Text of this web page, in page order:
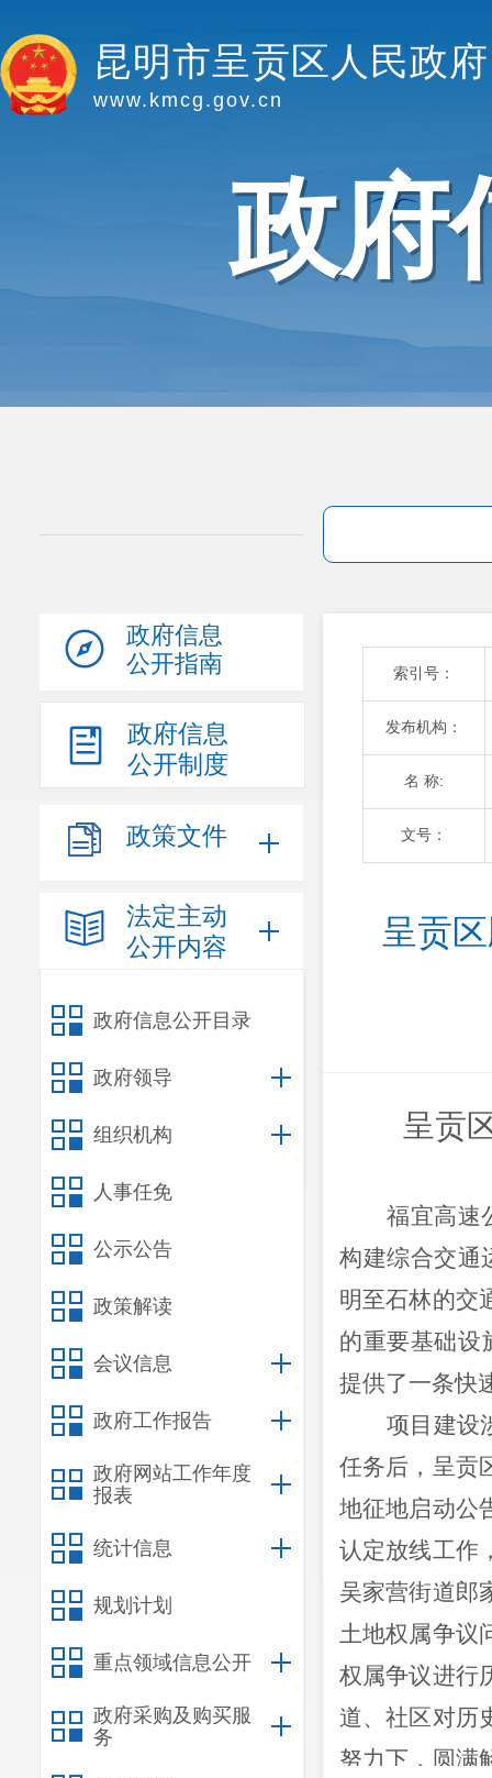
昆明市呈贡区人民政府
www.kmcg.gov.cn
政府
政府信息
公开指南
政府信息
公开制度
政策文件
法定主动
公开内容
政府信息公开目录
政府领导
组织机构
人事任免
公示公告
政策解读
会议信息
政府工作报告
政府网站工作年度
报表
统计信息
规划计划
重点领域信息公开
政府采购及购买服
务
索引号：
发布机构：
名 称:
文号：
呈贡
呈贡
福宜高速
构建综合交通
明至石林的交
的重要基础设
提供了一条快
项目建设
任务后，呈贡
地征地启动公
认定放线工作
吴家营街道郎
土地权属争议
权属争议进行
道、社区对历
努力下，圆满